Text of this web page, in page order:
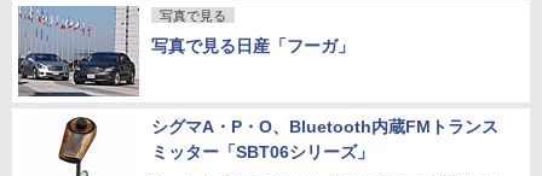
写真で見る
写真で見る日産「フーガ」
シグマA・P・O、Bluetooth内蔵FMトランス
ミッター「SBT06シリーズ」